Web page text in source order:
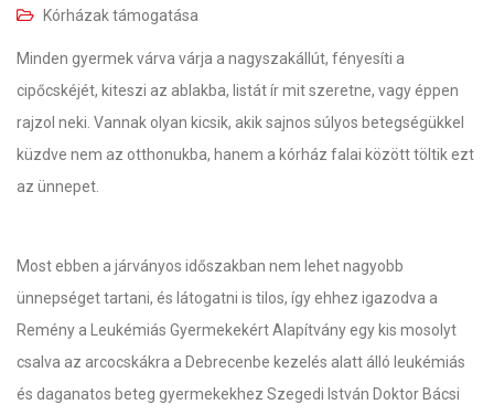
Kórházak támogatása
Minden gyermek várva várja a nagyszakállút, fényesíti a
cipőcskéjét, kiteszi az ablakba, listát ír mit szeretne, vagy éppen
rajzol neki. Vannak olyan kicsik, akik sajnos súlyos betegségükkel
küzdve nem az otthonukba, hanem a kórház falai között töltik ezt
az ünnepet.
Most ebben a járványos időszakban nem lehet nagyobb
ünnepséget tartani, és látogatni is tilos, így ehhez igazodva a
Remény a Leukémiás Gyermekekért Alapítvány egy kis mosolyt
csalva az arcocskákra a Debrecenbe kezelés alatt álló leukémiás
és daganatos beteg gyermekekhez Szegedi István Doktor Bácsi